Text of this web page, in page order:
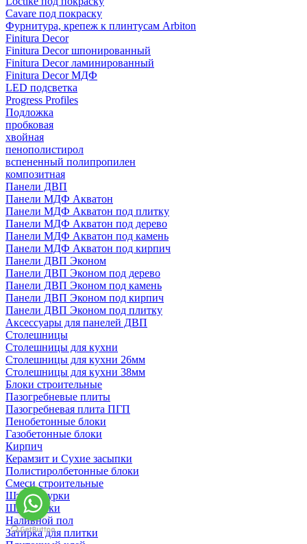
Cavare под покраску
Фурнитура, крепеж к плинтусам Arbiton
Finitura Decor
Finitura Decor шпонированный
Finitura Decor ламинированный
Finitura Decor МДФ
LED подсветка
Progress Profiles
Подложка
пробковая
хвойная
пенополистирол
вспененный полипропилен
композитная
Панели ДВП
Панели МДФ Акватон
Панели МДФ Акватон под плитку
Панели МДФ Акватон под дерево
Панели МДФ Акватон под камень
Панели МДФ Акватон под кирпич
Панели ДВП Эконом
Панели ДВП Эконом под дерево
Панели ДВП Эконом под камень
Панели ДВП Эконом под кирпич
Панели ДВП Эконом под плитку
Аксессуары для панелей ДВП
Столешницы
Столешницы для кухни
Столешницы для кухни 26мм
Столешницы для кухни 38мм
Блоки строительные
Пазогребневые плиты
Пазогребневая плита ПГП
Пенобетонные блоки
Газобетонные блоки
Кирпич
Керамзит и Сухие засыпки
Полистиролбетонные блоки
Смеси строительные
Штукартурки
Шпаклевки
Наливной пол
Затирка для плитки